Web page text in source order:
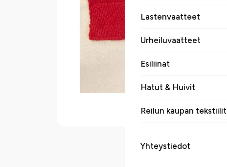
Lastenvaatteet
Urheiluvaatteet
Esiliinat
Hatut & Huivit
Reilun kaupan tekstiilit
Yhteystiedot